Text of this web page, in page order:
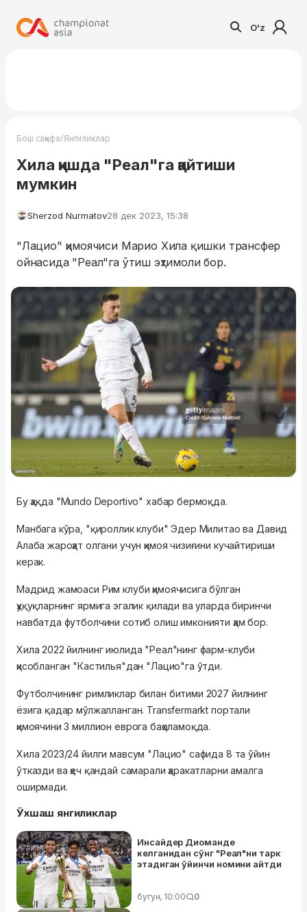
O'z
Бош саҳифа/Янгиликлар
Хила қишда "Реал"га қайтиши
мумкин
Sherzod Nurmatov28 дек 2023, 15:38
"Лацио" ҳимоячиси Марио Хила қишки трансфер
ойнасида "Реал"га ўтиш эҳтимоли бор.
Бу ҳақда "Mundo Deportivo" хабар бермоқда.
Манбага кўра, "қироллик клуби" Эдер Милитао ва Давид
Алаба жароҳат олгани учун ҳимоя чизиғини кучайтириши
керак.
Мадрид жамоаси Рим клуби ҳимоячисига бўлган
ҳуқуқларнинг ярмига эгалик қилади ва уларда биринчи
навбатда футболчини сотиб олиш имконияти ҳам бор.
Хила 2022 йилнинг июлида "Реал"нинг фарм-клуби
ҳисобланган "Кастилья"дан "Лацио"га ўтди.
Футболчининг римликлар билан битими 2027 йилнинг
ёзига қадар мўлжалланган. Transfermarkt портали
ҳимоячини 3 миллион еврога баҳоламоқда.
Хила 2023/24 йилги мавсум "Лацио" сафида 8 та ўйин
ўтказди ва ҳеч қандай самарали ҳаракатларни амалга
оширмади.
Ўхшаш янгиликлар
Инсайдер Диоманде
келганидан сўнг "Реал"ни тарк
этадиган ўйинчи номини айтди
бугун, 10:00 0